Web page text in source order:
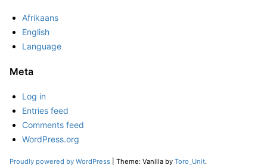
Afrikaans
English
Language
Meta
Log in
Entries feed
Comments feed
WordPress.org
Proudly powered by WordPress Theme: Vanilla by Toro_Unit.